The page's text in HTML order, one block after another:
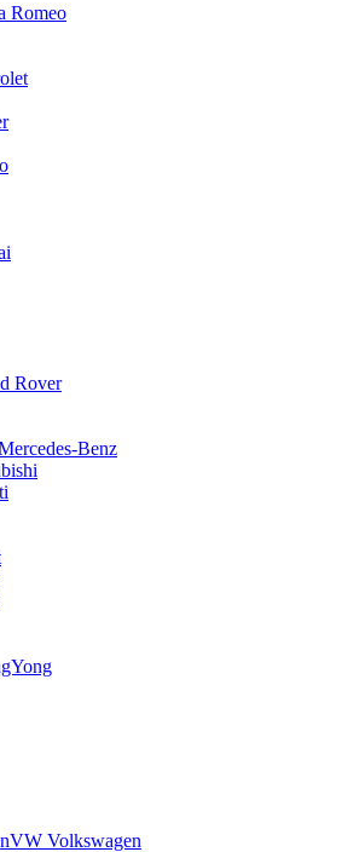
Romeo
Rover
Benz
VW Volkswagen